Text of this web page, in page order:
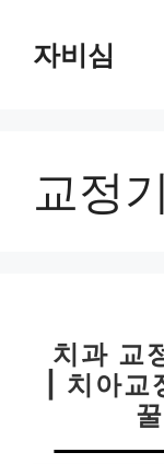
자비심
교정
치과 교
| 치아